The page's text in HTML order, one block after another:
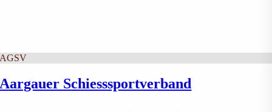
AGSV
Aargauer Schiesssportverband